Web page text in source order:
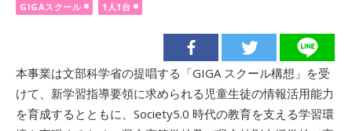
GIGAスクール
1人1台
本事業は文部科学省の提唱する「GIGA スクール構想」を受
けて、新学習指導要領に求められる児童生徒の情報活用能力
を育成するとともに、Society5.0 時代の教育を支える学習環